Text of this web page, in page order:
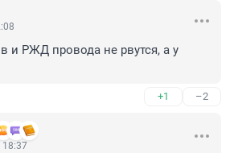
и РЖД провода не рвутся, а у
+1 –2
18:37